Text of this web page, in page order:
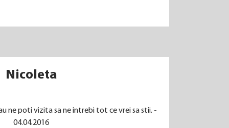
Nicoleta
ne poti vizita sa ne intrebi tot ce vrei sa stii. -
04.04.2016